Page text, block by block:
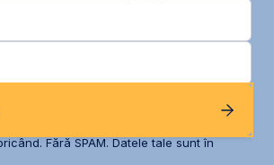
Fără SPAM. Datele tale sunt în